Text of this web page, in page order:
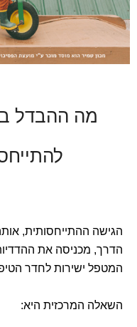
מה ההבדל
הגישה ההתייחסותית,
הדרך, מכניסה את
המטפל ישירות לחדר
השאלה המרכזית היא: